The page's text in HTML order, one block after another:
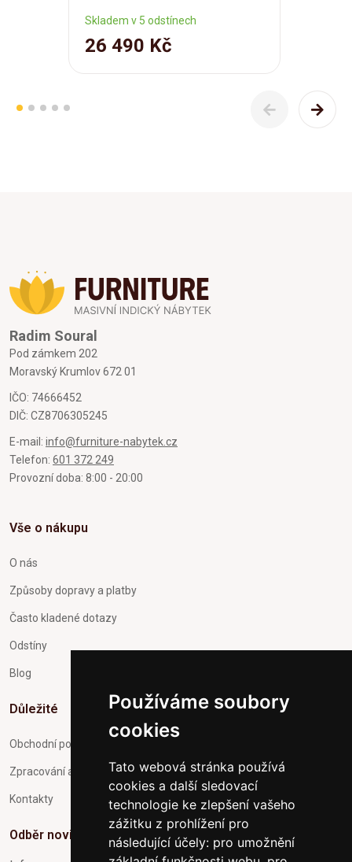
Používáme soubory
cookies
Tato webová stránka používá
cookies a další sledovací
technologie ke zlepšení vašeho
zážitku z prohlížení pro
následující účely: pro umožnění
Skladem v 5 odstínech
26 490 Kč
Radim Soural
Pod zámkem 202
Moravský Krumlov 672 01
IČO: 74666452
DIČ: CZ8706305245
E-mail: info@furniture-nabytek.cz
Telefon: 601 372 249
Provozní doba: 8:00 - 20:00
Vše o nákupu
O nás
Způsoby dopravy a platby
Často kladené dotazy
Odstíny
Blog
Důležité
Obchodní podmínky
Zpracování a ochrana osobních údajů
Kontakty
Odběr novinek